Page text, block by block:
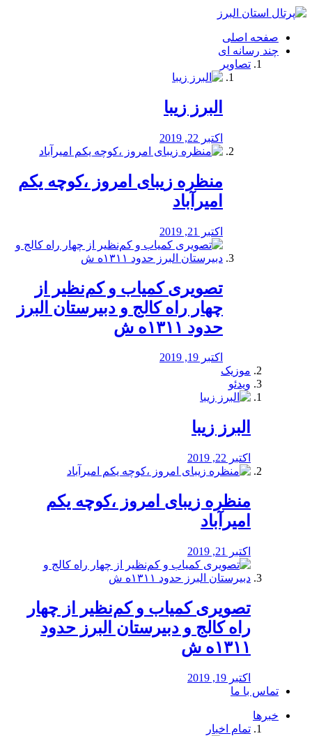
فصد
شرق
تهران
خشکشویی
صفحه اصلی
چند رسانه ای
تصاویر
البرز زیبا
اکتبر 22, 2019
منظره‌‌ زیبای امروز ،کوچه یکم
امیرآباد
اکتبر 21, 2019
️تصویری کمیاب و کم‌نظیر از
چهار راه كالج و دبيرستان البرز
حدود ۱۳۱۱ه ش
اکتبر 19, 2019
موزیک
ویدئو
البرز زیبا
اکتبر 22, 2019
منظره‌‌ زیبای امروز ،کوچه یکم
امیرآباد
اکتبر 21, 2019
️تصویری کمیاب و کم‌نظیر از چهار
راه كالج و دبيرستان البرز حدود
۱۳۱۱ه ش
اکتبر 19, 2019
تماس با ما
خبرها
تمام اخبار